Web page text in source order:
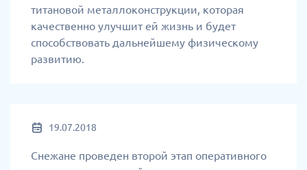
титановой металлоконструкции, которая
качественно улучшит ей жизнь и будет
способствовать дальнейшему физическому
развитию.
19.07.2018
Снежане проведен второй этап оперативного